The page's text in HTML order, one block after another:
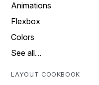
Animations
Flexbox
Colors
See all…
LAYOUT COOKBOOK